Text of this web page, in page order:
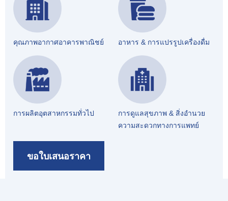
คุณภาพอากาศอาคารพาณิชย์ อาหาร & การแปรรูปเครื่องดื่ม
การผลิตอุตสาหกรรมทั่วไป
การดูแลสุขภาพ & สิ่งอำนวย
ความสะดวกทางการแพทย์
ขอใบเสนอราคา